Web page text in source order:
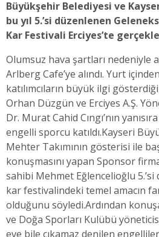
Büyükşehir Belediyesi ve
bu yıl 5.’si düzenlenen
Kar Festivali Erciyes’te
Olumsuz hava şartları nedeniyle
Arlberg Cafe’ye alındı. Yurt
katılımcıların büyük ilgi
Orhan Düzgün ve Erciyes A.Ş.
Dr. Murat Cahid Cıngı’nın
engelli sporcu katıldı.Kayseri
Mehter Takımının gösterisi ile
konuşmasını yapan Sponsor
sahibi Mehmet Eğlencelioğlu
kar festivalindeki temel amacın
olduğunu söyledi.Ardından
ve Doğa Sporları Kulübü
eve bile çıkamaz denilen